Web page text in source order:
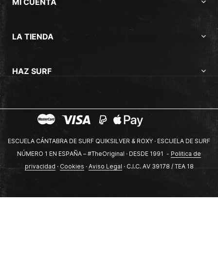
LA TIENDA
HAZ SURF
ESCUELA CÁNTABRA DE SURF QUIKSILVER & ROXY · ESCUELA DE SURF
NÚMERO 1 EN ESPAÑA – #TheOriginal · DESDE 1991 - Politica de
privacidad · Cookies · Aviso Legal · C.I.C. AV 39178 / TEA 18